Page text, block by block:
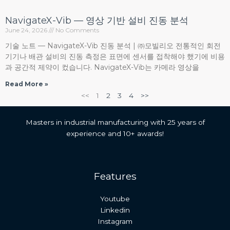
NavigateX-Vib — 영상 기반 설비 진동 분석
June 24, 2026 No Comments
기술 노트 — NavigateX-Vib 진동 분석 | ㈜모빌리오 전통적인 회전
기기나 배관 설비의 진동 측정은 표면에 센서를 접착해야 했기에 비용
과 공간적 제약이 컸습니다. NavigateX-Vib는 카메라 영상을
Read More »
<< 1 2 3 4 >>
Masters in industrial manufacturing with 25 years of
experience and 10+ awards!
Features
Youtube
Linkedin
Instagram